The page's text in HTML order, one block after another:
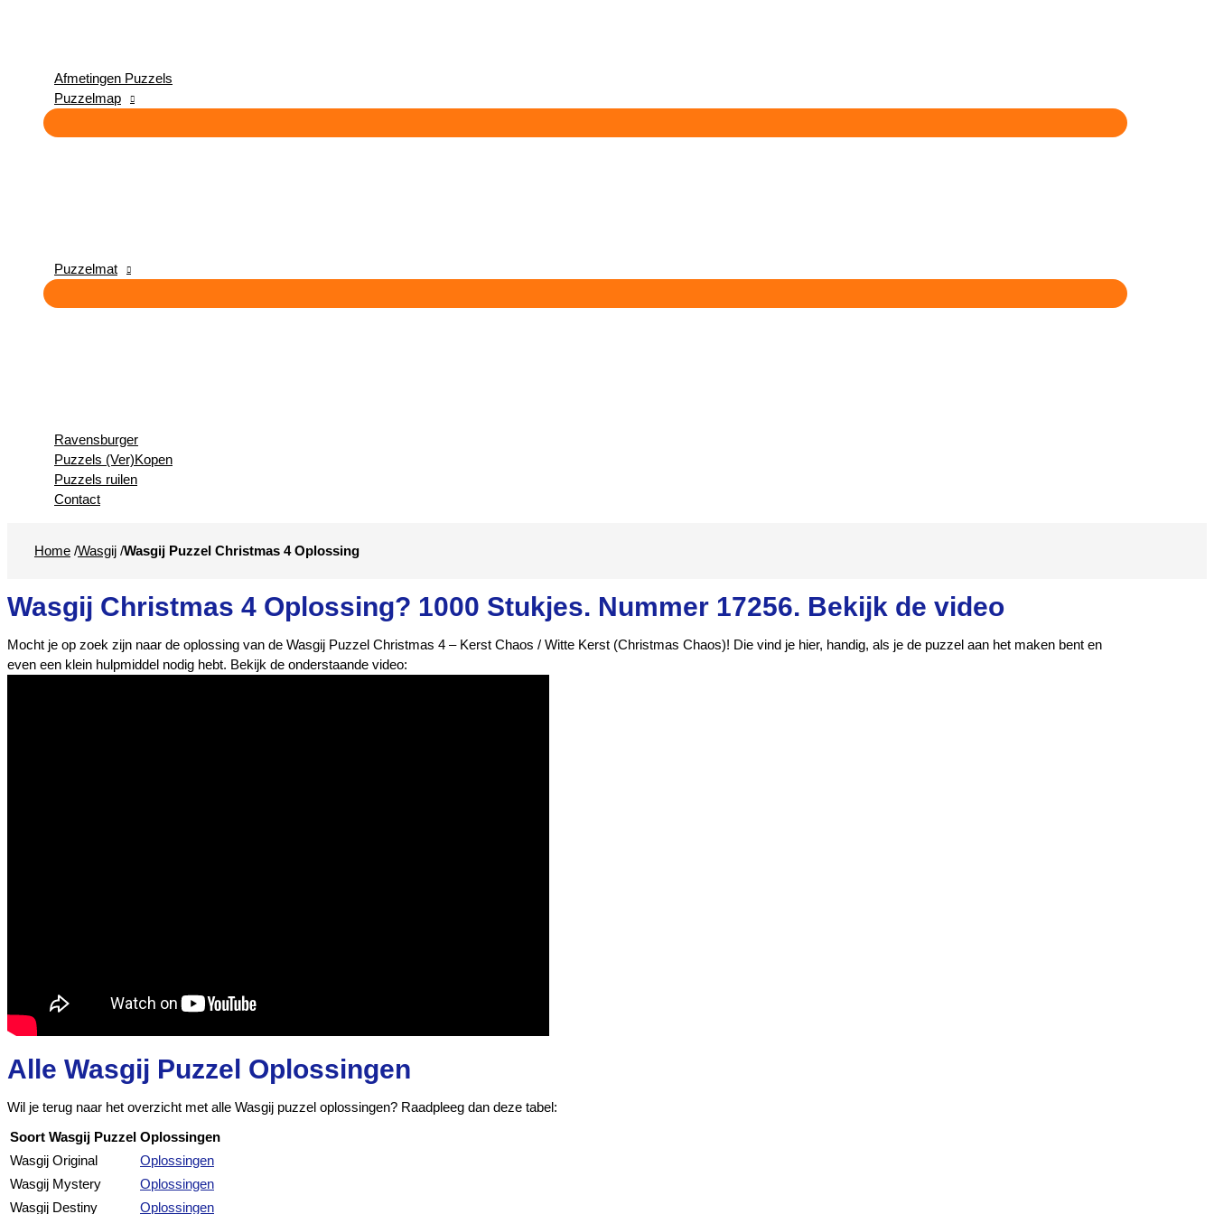
Afmetingen Puzzels
Puzzelmap
Puzzelmat
Ravensburger
Puzzels (Ver)Kopen
Puzzels ruilen
Contact
Home /Wasgij /Wasgij Puzzel Christmas 4 Oplossing
Wasgij Christmas 4 Oplossing? 1000 Stukjes. Nummer 17256. Bekijk de video
Mocht je op zoek zijn naar de oplossing van de Wasgij Puzzel Christmas 4 – Kerst Chaos / Witte Kerst (Christmas Chaos)! Die vind je hier, handig, als je de puzzel aan het maken bent en
even een klein hulpmiddel nodig hebt. Bekijk de onderstaande video:
Alle Wasgij Puzzel Oplossingen
Wil je terug naar het overzicht met alle Wasgij puzzel oplossingen? Raadpleeg dan deze tabel:
Soort Wasgij Puzzel Oplossingen
Wasgij Original
Oplossingen
Wasgij Mystery
Oplossingen
Wasgij Destiny
Oplossingen